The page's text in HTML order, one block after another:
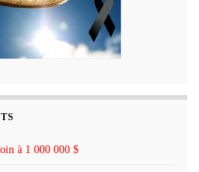
à 1 000 000 $